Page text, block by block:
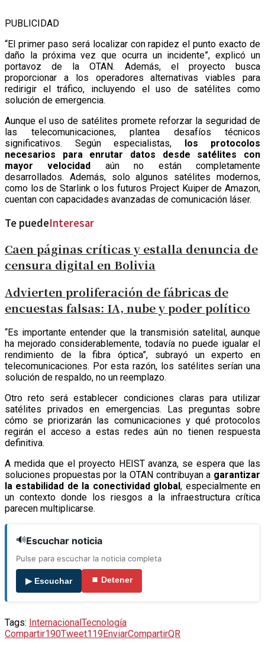
PUBLICIDAD
“El primer paso será localizar con rapidez el punto exacto de
daño la próxima vez que ocurra un incidente”, explicó un
portavoz de la OTAN. Además, el proyecto busca
proporcionar a los operadores alternativas viables para
redirigir el tráfico, incluyendo el uso de satélites como
solución de emergencia.
Aunque el uso de satélites promete reforzar la seguridad de
las telecomunicaciones, plantea desafíos técnicos
significativos. Según especialistas, los protocolos
necesarios para enrutar datos desde satélites con
mayor velocidad aún no están completamente
desarrollados. Además, solo algunos satélites modernos,
como los de Starlink o los futuros Project Kuiper de Amazon,
cuentan con capacidades avanzadas de comunicación láser.
Te puedeInteresar
Caen páginas críticas y estalla denuncia de
censura digital en Bolivia
Advierten proliferación de fábricas de
encuestas falsas: IA, nube y poder político
“Es importante entender que la transmisión satelital, aunque
ha mejorado considerablemente, todavía no puede igualar el
rendimiento de la fibra óptica”, subrayó un experto en
telecomunicaciones. Por esta razón, los satélites serían una
solución de respaldo, no un reemplazo.
Otro reto será establecer condiciones claras para utilizar
satélites privados en emergencias. Las preguntas sobre
cómo se priorizarán las comunicaciones y qué protocolos
regirán el acceso a estas redes aún no tienen respuesta
definitiva.
A medida que el proyecto HEIST avanza, se espera que las
soluciones propuestas por la OTAN contribuyan a garantizar
la estabilidad de la conectividad global, especialmente en
un contexto donde los riesgos a la infraestructura crítica
parecen multiplicarse.
🔊Escuchar noticia
Pulse para escuchar la noticia completa
▶ Escuchar ⏹ Detener
Tags: InternacionalTecnología
Compartir190Tweet119EnviarCompartirQR